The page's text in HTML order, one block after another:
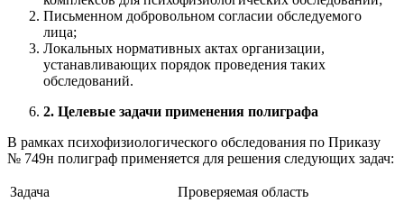
Письменном добровольном согласии обследуемого
лица;
Локальных нормативных актах организации,
устанавливающих порядок проведения таких
обследований.
2. Целевые задачи применения полиграфа
В рамках психофизиологического обследования по Приказу
№ 749н полиграф применяется для решения следующих задач:
Задача
Проверяемая область